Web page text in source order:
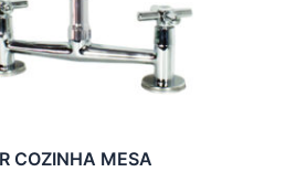
COZINHA MESA